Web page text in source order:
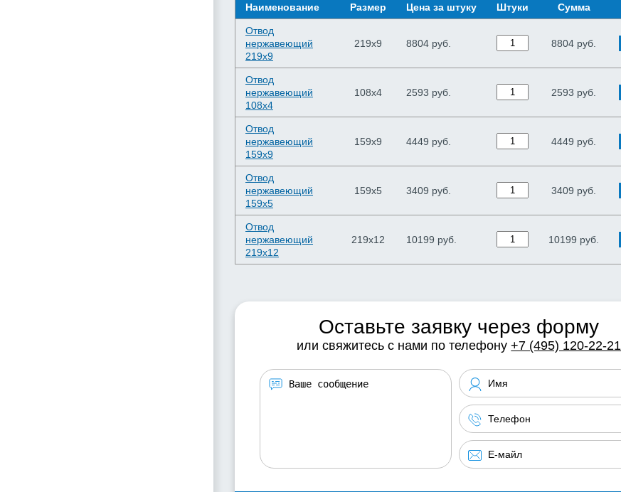
Наименование Размер Цена за штуку Штуки Сумма
Отвод
нержавеющий
219х9
219х9 8804 руб. 8804 руб.
Отвод
нержавеющий
108х4
108х4 2593 руб. 2593 руб.
Отвод
нержавеющий
159х9
159х9 4449 руб. 4449 руб.
Отвод
нержавеющий
159х5
159х5 3409 руб. 3409 руб.
Отвод
нержавеющий
219х12
219х12 10199 руб. 10199 руб.
Оставьте заявку через форму
или свяжитесь с нами по телефону+7 (495) 120-22-21